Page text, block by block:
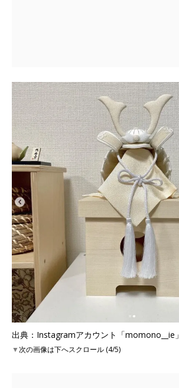
出典：Instagramアカウント「momono__ie」
▼次の画像は下へスクロール (4/5)